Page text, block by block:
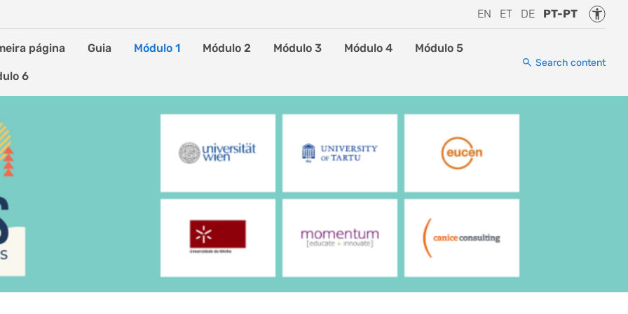
EN ET DE PT-PT
página Guia Módulo 1 Módulo 2 Módulo 3 Módulo 4 Módulo 5
6
Search content